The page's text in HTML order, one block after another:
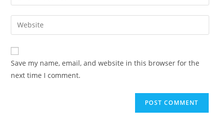
Save my name, email, and website in this browser for the
next time I comment.